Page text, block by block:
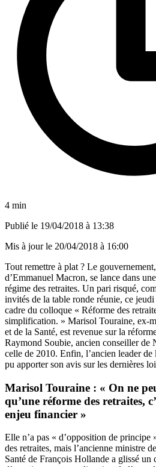
4 min
Publié le 19/04/2018 à 13:38
Mis à jour le 20/04/2018 à 16:00
Tout remettre à plat ? Le
d’Emmanuel Macron, se lance dans
régime des retraites. Un pari risqué,
invités de la table ronde réunie, ce
cadre du colloque « Réforme des
simplification. » Marisol Touraine, ex-
et de la Santé, est revenue sur la
Raymond Soubie, ancien conseiller de
celle de 2010. Enfin, l’ancien leader
pu apporter son avis sur les dernières
Marisol Touraine : « On ne
qu’une réforme des retraites,
enjeu financier »
Elle n’a pas « d’opposition de principe
des retraites, mais l’ancienne ministre
Santé de François Hollande a glissé un